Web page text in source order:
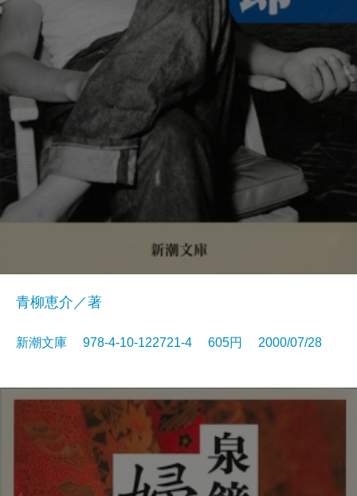
青柳恵介／著
新潮文庫 978-4-10-122721-4 605円 2000/07/28